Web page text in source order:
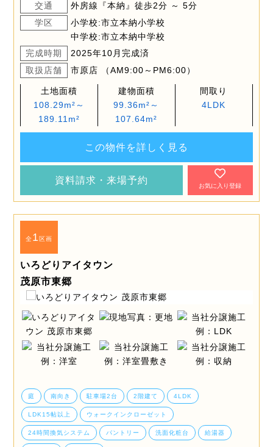
交通
外房線『本納』徒歩2分 ～ 5分
学区
小学校:市立本納小学校
中学校:市立本納中学校
完成時期
2025年10月完成済
取扱店舗
市原店 （AM9:00～PM6:00）
土地面積
108.29m²～
189.11m²
建物面積
99.36m²～
107.64m²
間取り
4LDK
この物件を詳しく見る
資料請求・来場予約
お気に入り登録
全1区画
いろどりアイタウン
茂原市東郷
庭 南向き 駐車場2台 2階建て 4LDK
LDK15帖以上 ウォークインクローゼット
24時間換気システム パントリー 洗面化粧台 給湯器